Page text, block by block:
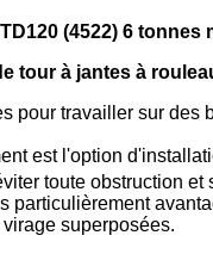
(4522) 6
tour à jantes à
pour travailler sur des
est l'option
toute obstruction
particulièrement
superposées.